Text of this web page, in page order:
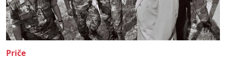
Priče